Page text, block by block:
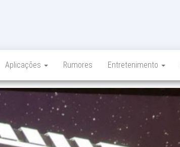
Aplicações Rumores Entretenimento